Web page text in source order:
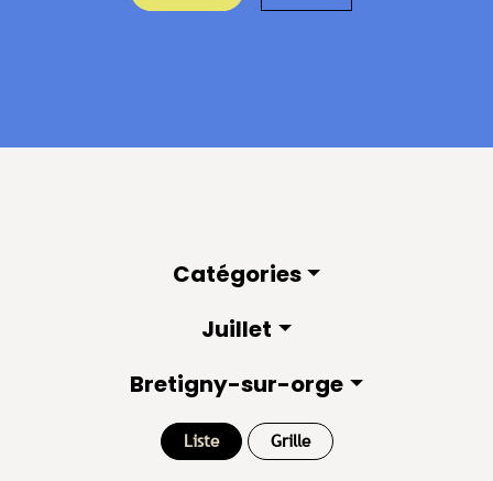
Catégories
Juillet
Bretigny-sur-orge
Liste Grille